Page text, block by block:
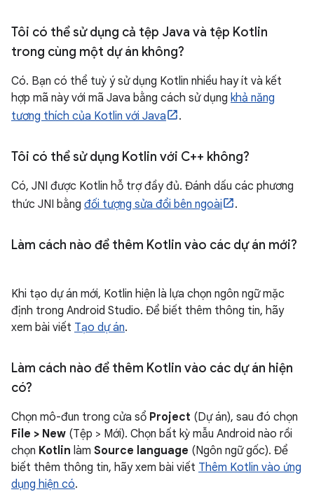
Tôi có thể sử dụng cả tệp Java và tệp Kotlin
trong cùng một dự án không?
Có. Bạn có thể tuỳ ý sử dụng Kotlin nhiều hay ít và kết
hợp mã này với mã Java bằng cách sử dụng khả năng
tương thích của Kotlin với Java
.
Tôi có thể sử dụng Kotlin với C++ không?
Có, JNI được Kotlin hỗ trợ đầy đủ. Đánh dấu các phương
thức JNI bằng đối tượng sửa đổi bên ngoài .
Làm cách nào để thêm Kotlin vào các dự án mới?
Khi tạo dự án mới, Kotlin hiện là lựa chọn ngôn ngữ mặc
định trong Android Studio. Để biết thêm thông tin, hãy
xem bài viết Tạo dự án.
Làm cách nào để thêm Kotlin vào các dự án hiện
có?
Chọn mô-đun trong cửa sổ Project (Dự án), sau đó chọn
File > New (Tệp > Mới). Chọn bất kỳ mẫu Android nào rồi
chọn Kotlin làm Source language (Ngôn ngữ gốc). Để
biết thêm thông tin, hãy xem bài viết Thêm Kotlin vào ứng
dụng hiện có.